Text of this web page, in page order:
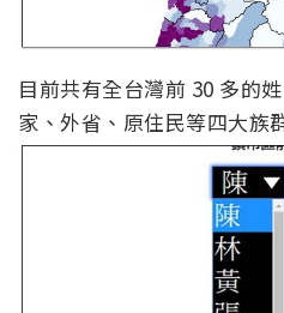
目前共有全台灣前 30 多的
家、外省、原住民等四大族